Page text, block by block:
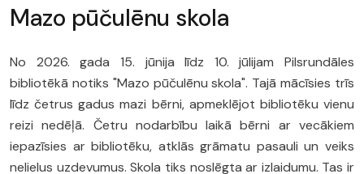
Mazo pūčulēnu skola
No 2026. gada 15. jūnija līdz 10. jūlijam Pilsrundāles
bibliotēkā notiks "Mazo pūčulēnu skola". Tajā mācīsies trīs
līdz četrus gadus mazi bērni, apmeklējot bibliotēku vienu
reizi nedēļā. Četru nodarbību laikā bērni ar vecākiem
iepazīsies ar bibliotēku, atklās grāmatu pasauli un veiks
nelielus uzdevumus. Skola tiks noslēgta ar izlaidumu. Tas ir